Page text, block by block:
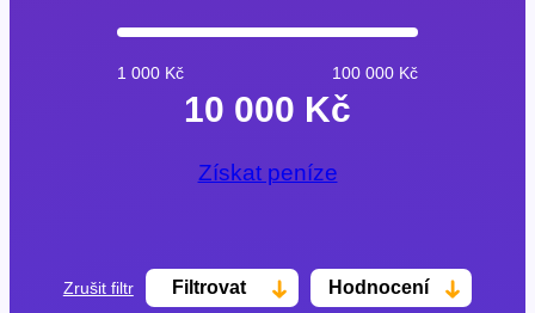
1 000 Kč 100 000 Kč
10 000 Kč
Získat peníze
Zrušit filtr Filtrovat Hodnocení